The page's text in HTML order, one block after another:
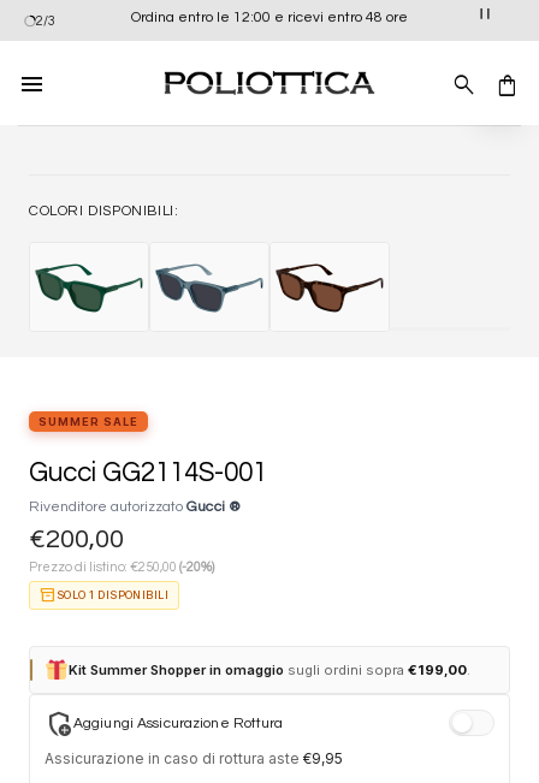
Salta
ai
contenuti
2/3 Ordina entro le 12:00 e ricevi entro 48 ore
COLORI DISPONIBILI:
SUMMER SALE
Gucci GG2114S-001
Rivenditore autorizzato Gucci ®
€200,00
Prezzo di listino: €250,00 (-20%)
inventory_2 SOLO 1 DISPONIBILI
Kit Summer Shopper in omaggio sugli ordini sopra€199,00
add_moderatorAggiungi Assicurazione Rottura
Assicurazione in caso di rottura aste €9,95